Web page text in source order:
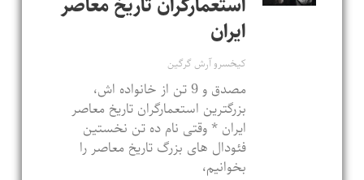
ایران
کیخسرو آرش گرگین
مصدق و 9 تن از خانواده اش،
بزرگترین استعمارگران تاریخ معاصر
ایران * وقتی نام ده تن نخستین
فئودال های بزرگ تاریخ معاصر را
بخوانیم،